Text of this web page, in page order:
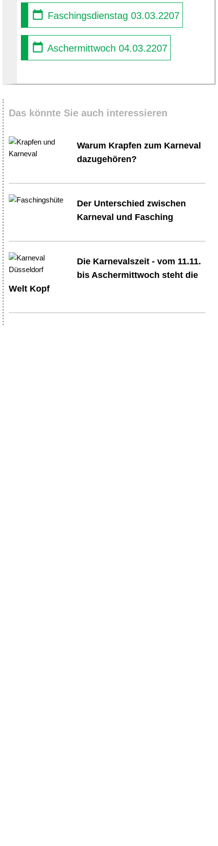
Faschingsdienstag 03.03.2207
Aschermittwoch 04.03.2207
Das könnte Sie auch interessieren
Warum Krapfen zum Karneval
dazugehören?
Der Unterschied zwischen
Karneval und Fasching
Die Karnevalszeit - vom 11.11.
bis Aschermittwoch steht die
Welt Kopf